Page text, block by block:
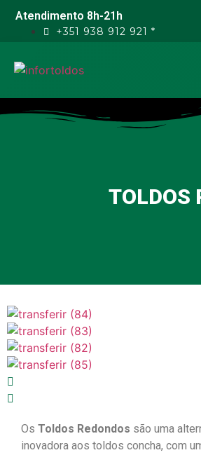
Atendimento 8h-21h
+351 938 912 921 *
TOLDOS
Os Toldos Redondos são uma
inovadora aos toldos concha, com